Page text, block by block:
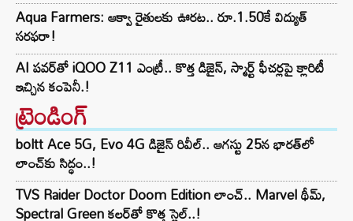
Aqua Farmers: ఆక్వా రైతులకు ఊరట.. రూ.1.50కే విద్యుత్‌
సరఫరా!
AI పవర్‌తో iQOO Z11 ఎంట్రీ.. కొత్త డిజైన్, స్మార్ట్ ఫీచర్లపై క్లారిటీ
ఇచ్చిన కంపెనీ.!
ట్రెండింగ్‌
boltt Ace 5G, Evo 4G డిజైన్ రివీల్.. ఆగస్టు 25న భారత్‌లో
లాంచ్‌కు సిద్ధం..!
TVS Raider Doctor Doom Edition లాంచ్.. Marvel థీమ్,
Spectral Green కలర్‌తో కొత్త స్టైల్..!